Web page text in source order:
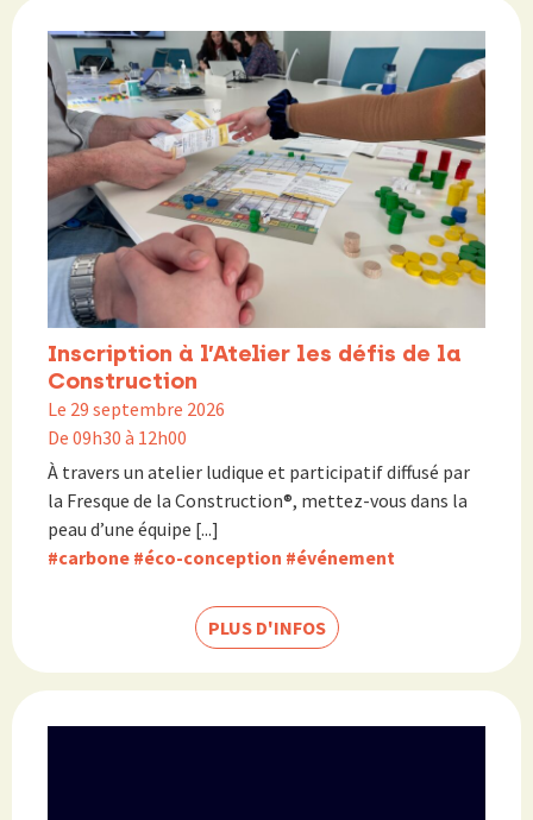
Inscription à l’Atelier les défis de la
Construction
Le 29 septembre 2026
De 09h30 à 12h00
À travers un atelier ludique et participatif diffusé par
la Fresque de la Construction®, mettez-vous dans la
peau d’une équipe [...]
#carbone #éco-conception #événement
PLUS D'INFOS